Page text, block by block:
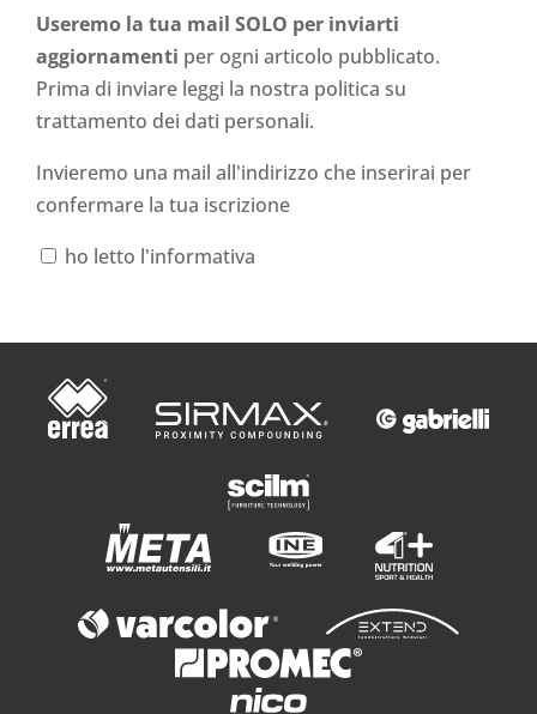
Useremo la tua mail SOLO per inviarti
aggiornamenti per ogni articolo pubblicato.
Prima di inviare leggi la nostra politica su
trattamento dei dati personali.
Invieremo una mail all'indirizzo che inserirai per
confermare la tua iscrizione
ho letto l'informativa